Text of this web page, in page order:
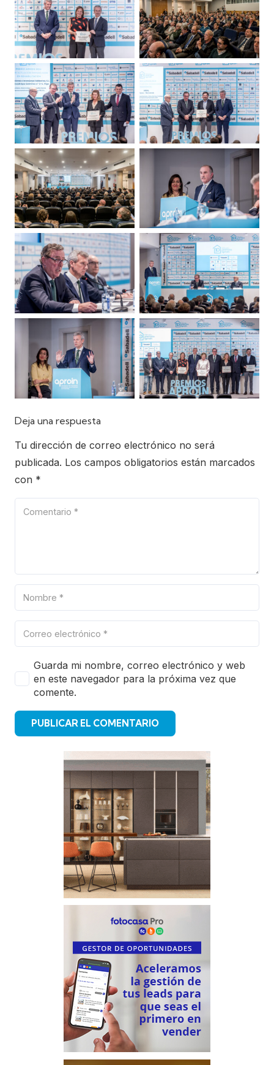
Deja una respuesta
Tu dirección de correo electrónico no será
publicada. Los campos obligatorios están marcados
con *
Guarda mi nombre, correo electrónico y web
en este navegador para la próxima vez que
comente.
PUBLICAR EL COMENTARIO